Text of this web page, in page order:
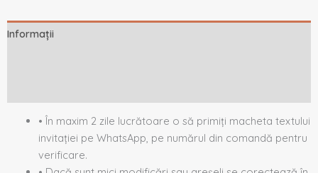
Informații
• În maxim 2 zile lucrătoare o să primiți macheta textului
invitației pe WhatsApp, pe numărul din comandă pentru
verificare.